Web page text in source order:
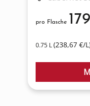
0.75 L(238,67 €/
pro Flasche